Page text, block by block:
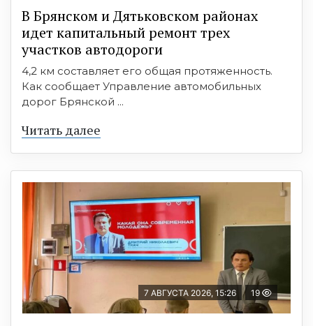
В Брянском и Дятьковском районах
идет капитальный ремонт трех
участков автодороги
4,2 км составляет его общая протяженность.
Как сообщает Управление автомобильных
дорог Брянской ...
Читать далее
7 АВГУСТА 2026, 15:26 19